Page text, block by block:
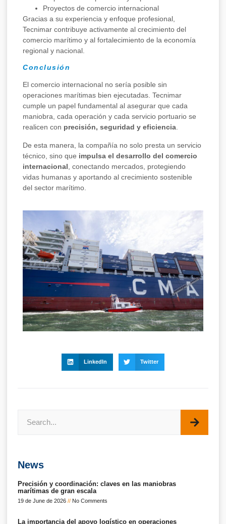
Proyectos de comercio internacional
Gracias a su experiencia y enfoque profesional,
Tecnimar contribuye activamente al crecimiento del
comercio marítimo y al fortalecimiento de la economía
regional y nacional.
Conclusión
El comercio internacional no sería posible sin
operaciones marítimas bien ejecutadas. Tecnimar
cumple un papel fundamental al asegurar que cada
maniobra, cada operación y cada servicio portuario se
realicen con precisión, seguridad y eficiencia.
De esta manera, la compañía no solo presta un servicio
técnico, sino que impulsa el desarrollo del comercio
internacional , conectando mercados, protegiendo
vidas humanas y aportando al crecimiento sostenible
del sector marítimo.
LinkedIn Twitter
News
Precisión y coordinación: claves en las maniobras
marítimas de gran escala
19 de June de 2026 No Comments
La importancia del apoyo logístico en operaciones